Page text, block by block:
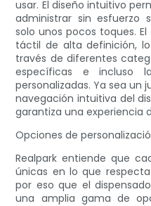
usar. El diseño intuitivo
administrar sin esfuerzo
solo unos pocos toques.
táctil de alta definición,
través de diferentes
específicas e incluso
personalizadas. Ya sea un
navegación intuitiva del
garantiza una experiencia
Opciones de
Realpark entiende que
únicas en lo que
por eso que el
una amplia gama de